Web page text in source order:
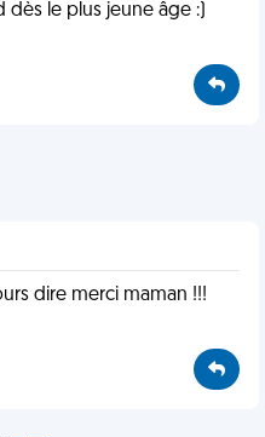
dès le plus jeune âge :)
dire merci maman !!!